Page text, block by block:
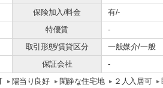
保険加入/料金
有/-
特優賃
-
取引形態/賃貸区分
一般媒介/一般
保証会社 -
陽当り良好 閑静な住宅地 ２人入居可